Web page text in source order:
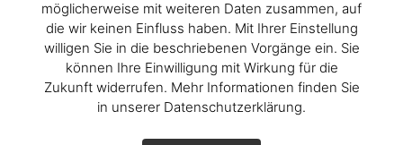
möglicherweise mit weiteren Daten zusammen, auf
die wir keinen Einfluss haben. Mit Ihrer Einstellung
willigen Sie in die beschriebenen Vorgänge ein. Sie
können Ihre Einwilligung mit Wirkung für die
Zukunft widerrufen. Mehr Informationen finden Sie
in unserer Datenschutzerklärung.